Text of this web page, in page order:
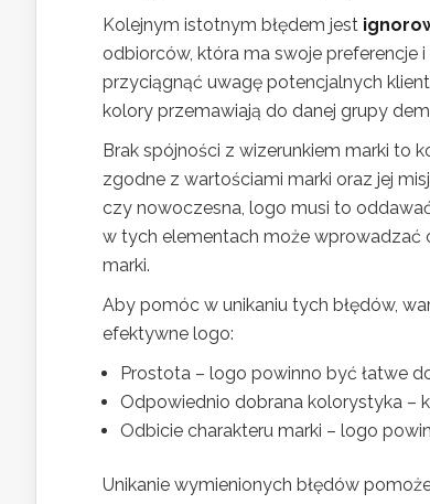
Kolejnym istotnym błędem jest
odbiorców, która ma swoje preferencje
przyciągnąć uwagę potencjalnych
kolory przemawiają do danej grupy
Brak spójności z wizerunkiem marki to
zgodne z wartościami marki oraz jej
czy nowoczesna, logo musi to
w tych elementach może wprowadzać
marki.
Aby pomóc w unikaniu tych błędów,
efektywne logo:
Prostota – logo powinno być łatwe
Odpowiednio dobrana kolorystyka –
Odbicie charakteru marki – logo
Unikanie wymienionych błędów